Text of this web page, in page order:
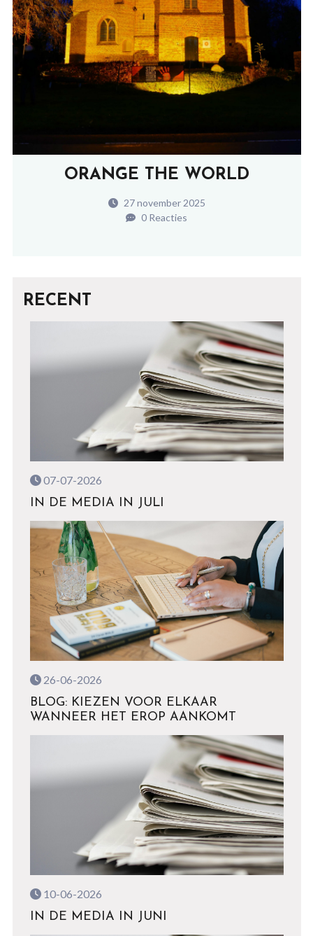
ORANGE THE WORLD
27 november 2025
0 Reacties
RECENT
07-07-2026
IN DE MEDIA IN JULI
26-06-2026
BLOG: KIEZEN VOOR ELKAAR
WANNEER HET EROP AANKOMT
10-06-2026
IN DE MEDIA IN JUNI